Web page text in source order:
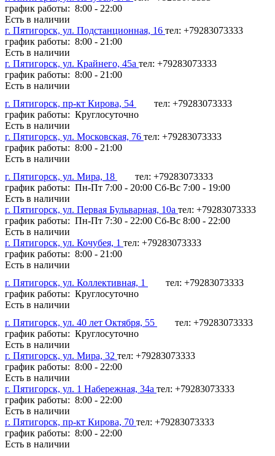
график работы: 8:00 - 22:00
Есть в наличии
г. Пятигорск, ул. Подстанционная, 16 тел: +79283073333
график работы: 8:00 - 21:00
Есть в наличии
г. Пятигорск, ул. Крайнего, 45а тел: +79283073333
график работы: 8:00 - 21:00
Есть в наличии
г. Пятигорск, пр-кт Кирова, 54
тел: +79283073333
график работы: Круглосуточно
Есть в наличии
г. Пятигорск, ул. Московская, 76 тел: +79283073333
график работы: 8:00 - 21:00
Есть в наличии
г. Пятигорск, ул. Мира, 18
тел: +79283073333
график работы: Пн-Пт 7:00 - 20:00 Сб-Вс 7:00 - 19:00
Есть в наличии
г. Пятигорск, ул. Первая Бульварная, 10а тел: +79283073333
график работы: Пн-Пт 7:30 - 22:00 Сб-Вс 8:00 - 22:00
Есть в наличии
г. Пятигорск, ул. Кочубея, 1 тел: +79283073333
график работы: 8:00 - 21:00
Есть в наличии
г. Пятигорск, ул. Коллективная, 1
тел: +79283073333
график работы: Круглосуточно
Есть в наличии
г. Пятигорск, ул. 40 лет Октября, 55
тел: +79283073333
график работы: Круглосуточно
Есть в наличии
г. Пятигорск, ул. Мира, 32 тел: +79283073333
график работы: 8:00 - 22:00
Есть в наличии
г. Пятигорск, ул. 1 Набережная, 34а тел: +79283073333
график работы: 8:00 - 22:00
Есть в наличии
г. Пятигорск, пр-кт Кирова, 70 тел: +79283073333
график работы: 8:00 - 22:00
Есть в наличии